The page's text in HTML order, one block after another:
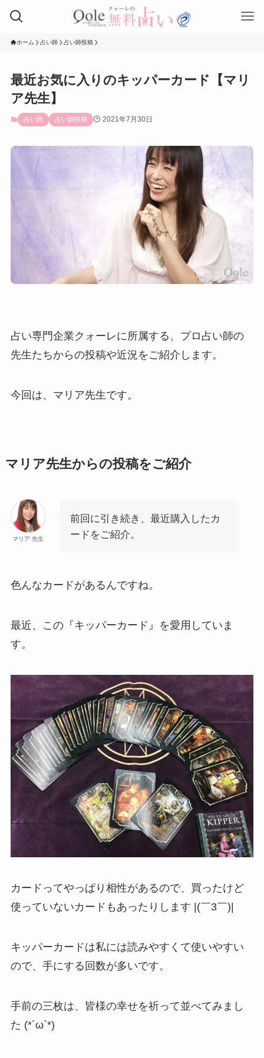
ホーム 占い師 占い師投稿
最近お気に入りのキッパーカード【マリ
ア先生】
占い師 占い師投稿 2021年7月30日
占い専門企業クォーレに所属する、プロ占い師の
先生たちからの投稿や近況をご紹介します。
今回は、マリア先生です。
マリア先生からの投稿をご紹介
マリア 先生
前回に引き続き、最近購入したカ
ードをご紹介。
色んなカードがあるんですね。
最近、この『キッパーカード』を愛用していま
す。
カードってやっぱり相性があるので、買ったけど
使っていないカードもあったりします |(￣3￣)|
キッパーカードは私には読みやすくて使いやすい
ので、手にする回数が多いです。
手前の三枚は、皆様の幸せを祈って並べてみまし
た (*´ω`*)